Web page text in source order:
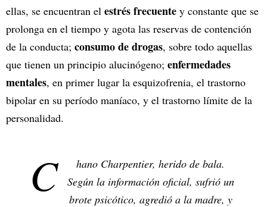
ellas, se encuentran el estrés frecuente y constante que se
prolonga en el tiempo y agota las reservas de contención
de la conducta; consumo de drogas, sobre todo aquellas
que tienen un principio alucinógeno; enfermedades
mentales, en primer lugar la esquizofrenia, el trastorno
bipolar en su período maníaco, y el trastorno límite de la
personalidad.
C
hano Charpentier, herido de bala.
Según la información oficial, sufrió un
brote psicótico, agredió a la madre, y